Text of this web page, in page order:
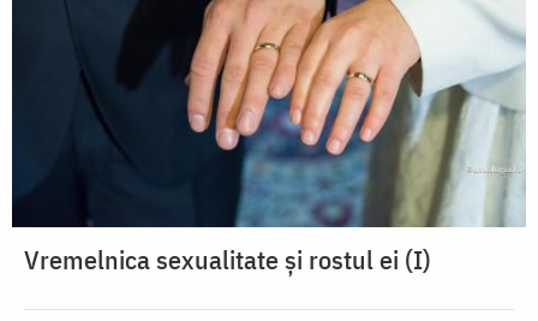
Vremelnica sexualitate și rostul ei (I)